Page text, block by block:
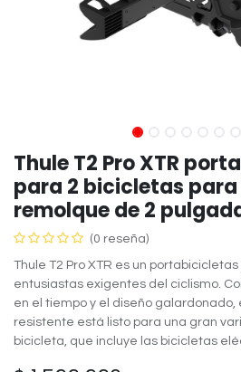
Thule T2 Pro XTR
para 2 bicicletas
remolque de 2
(0 reseña)
Thule T2 Pro XTR es un
entusiastas exigentes del ciclismo.
en el tiempo y el diseño galardonado,
resistente está listo para una gran
bicicleta, que incluye las bicicletas